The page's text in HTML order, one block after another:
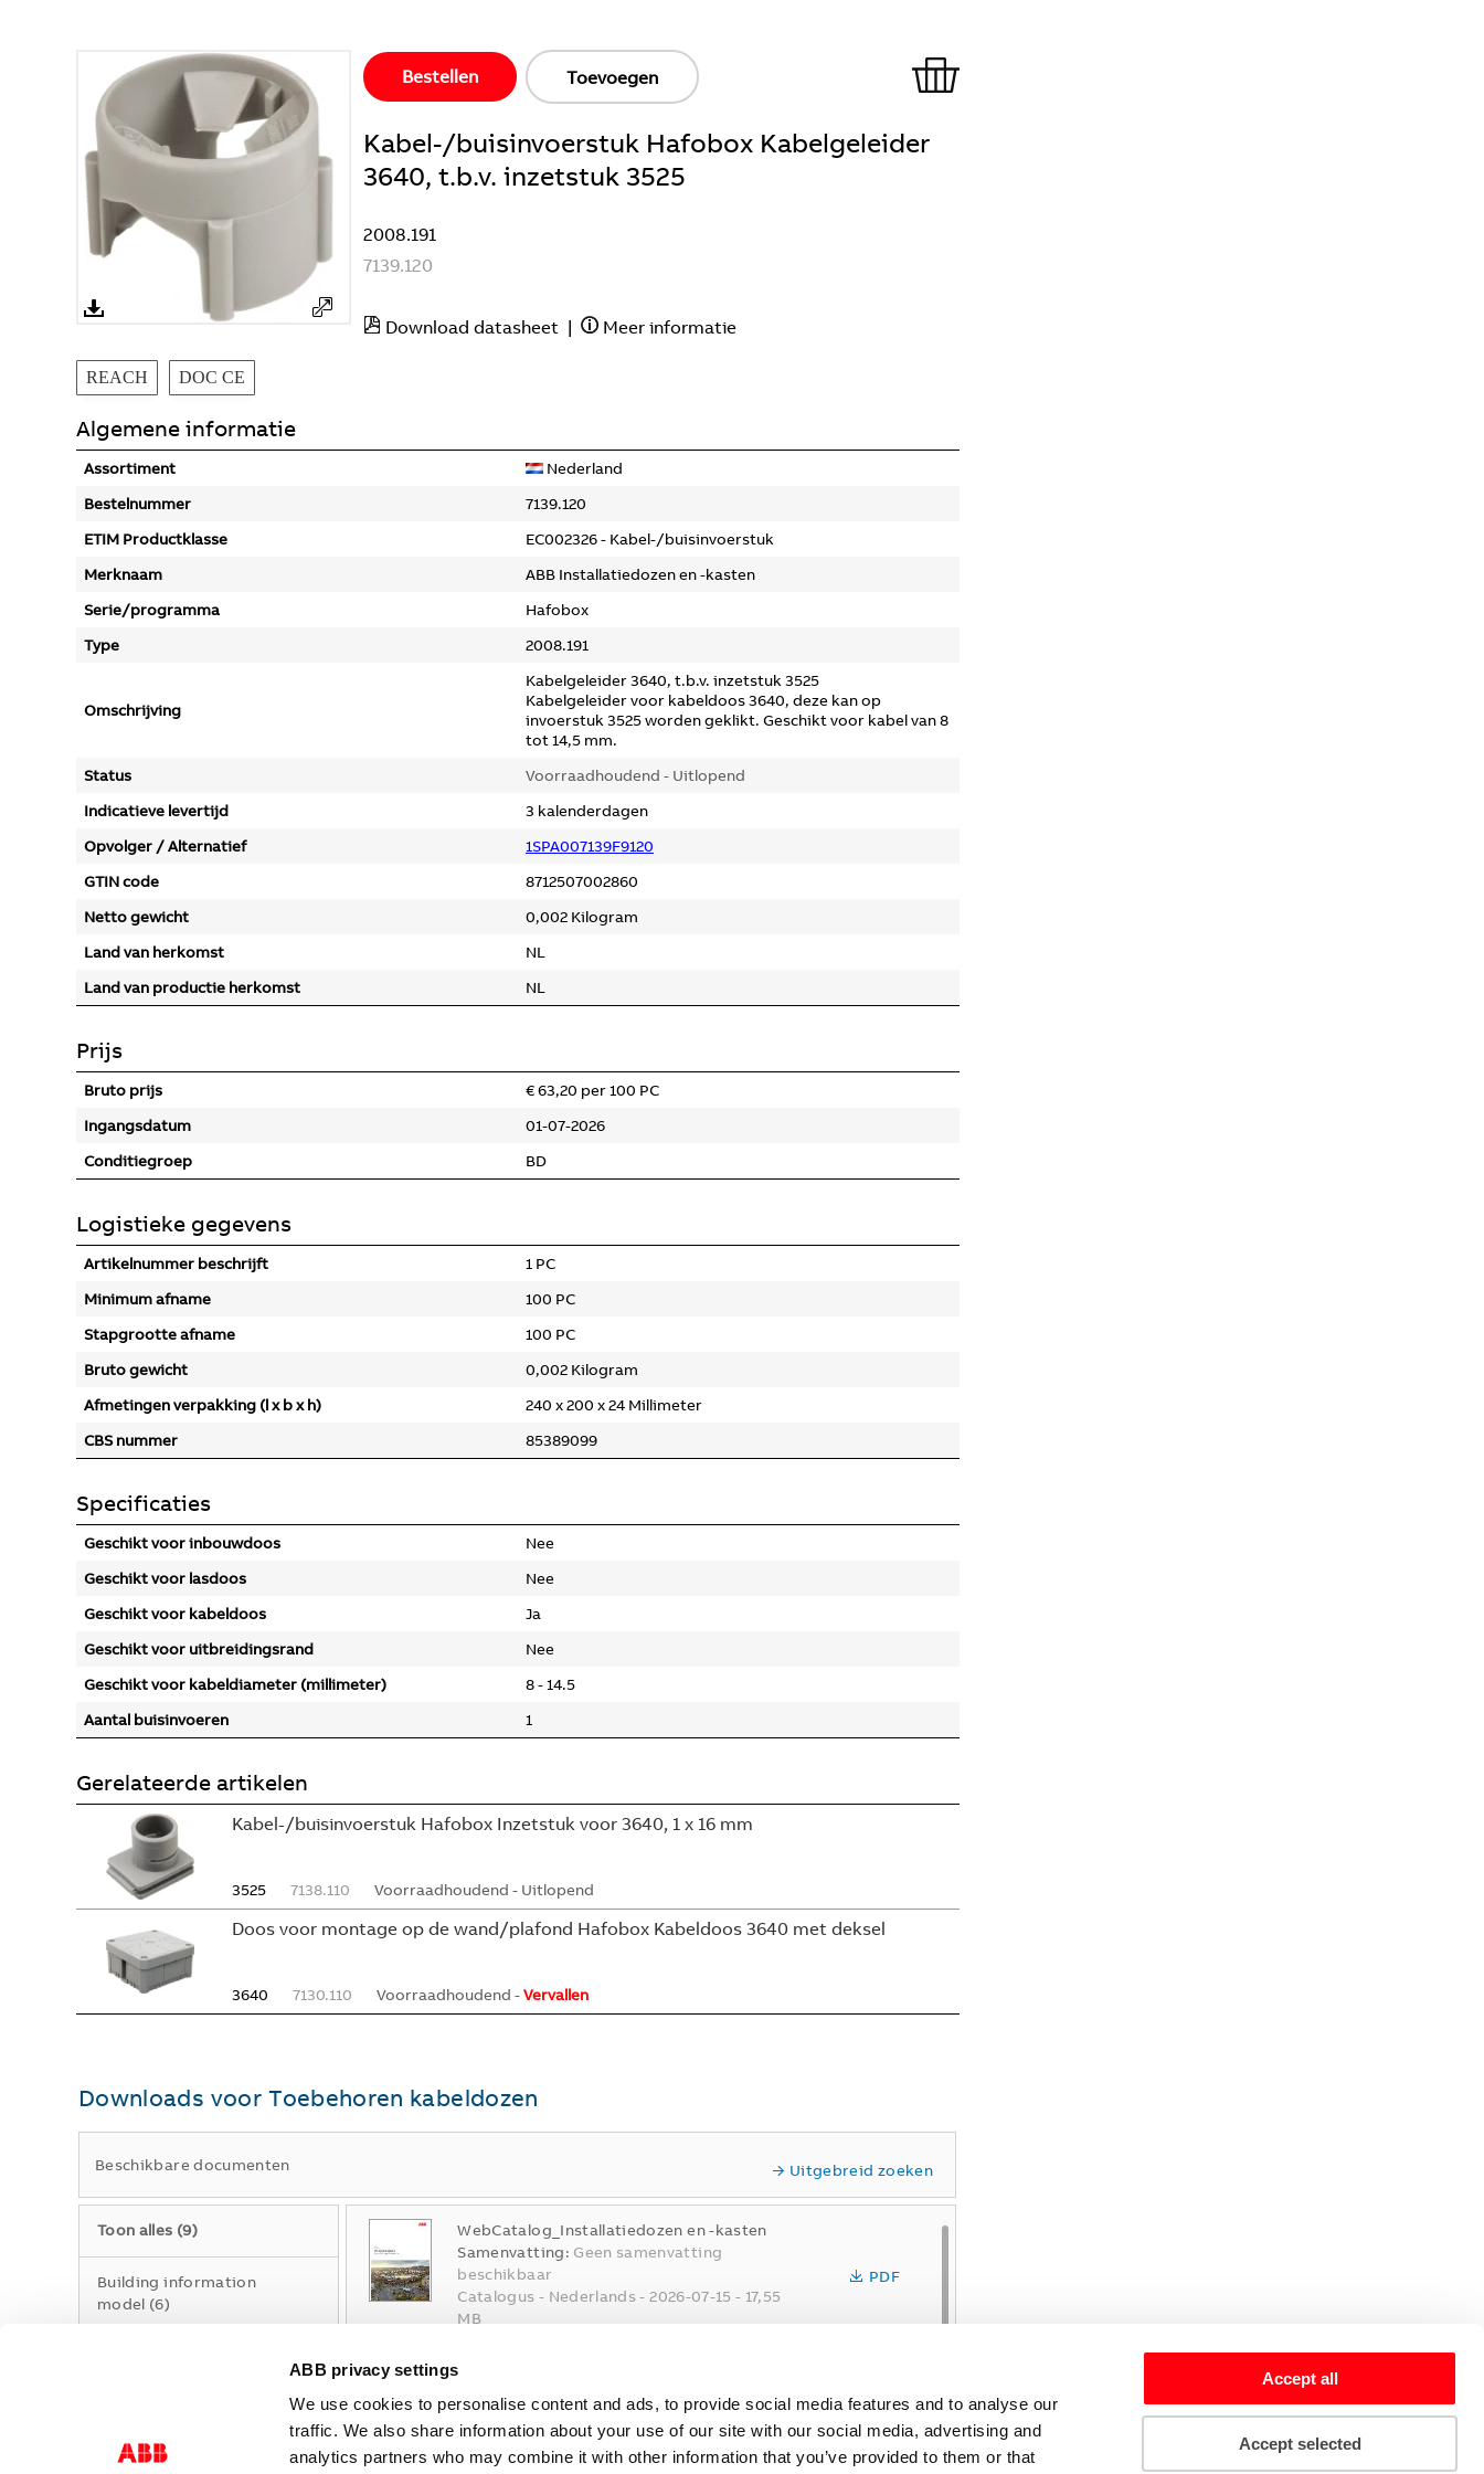
ABB privacy settings
We use cookies to personalise content and ads, to provide social media features and to analyse our
traffic. We also share information about your use of our site with our social media, advertising and
analytics partners who may combine it with other information that you’ve provided to them or that
Accept all
Accept selected
Bestellen Toevoegen
Kabel-/buisinvoerstuk Hafobox Kabelgeleider
3640, t.b.v. inzetstuk 3525
2008.191
7139.120
Download datasheet | Meer informatie
REACH DOC CE
Algemene informatie
Assortiment
Nederland
Bestelnummer
7139.120
ETIM Productklasse
EC002326 - Kabel-/buisinvoerstuk
Merknaam
ABB Installatiedozen en -kasten
Serie/programma
Hafobox
Type
2008.191
Omschrijving
Kabelgeleider 3640, t.b.v. inzetstuk 3525
Kabelgeleider voor kabeldoos 3640, deze kan op
invoerstuk 3525 worden geklikt. Geschikt voor kabel van 8
tot 14,5 mm.
Status
Voorraadhoudend - Uitlopend
Indicatieve levertijd
3 kalenderdagen
Opvolger / Alternatief
1SPA007139F9120
GTIN code
8712507002860
Netto gewicht
0,002 Kilogram
Land van herkomst
NL
Land van productie herkomst
NL
Prijs
Bruto prijs
€ 63,20 per 100 PC
Ingangsdatum
01-07-2026
Conditiegroep
BD
Logistieke gegevens
Artikelnummer beschrijft
1 PC
Minimum afname
100 PC
Stapgrootte afname
100 PC
Bruto gewicht
0,002 Kilogram
Afmetingen verpakking (l x b x h)
240 x 200 x 24 Millimeter
CBS nummer
85389099
Specificaties
Geschikt voor inbouwdoos
Nee
Geschikt voor lasdoos
Nee
Geschikt voor kabeldoos
Ja
Geschikt voor uitbreidingsrand
Nee
Geschikt voor kabeldiameter (millimeter)
8 - 14.5
Aantal buisinvoeren
1
Gerelateerde artikelen
Kabel-/buisinvoerstuk Hafobox Inzetstuk voor 3640, 1 x 16 mm
3525 7138.110 Voorraadhoudend - Uitlopend
Doos voor montage op de wand/plafond Hafobox Kabeldoos 3640 met deksel
3640 7130.110 Voorraadhoudend -Vervallen
Downloads voor Toebehoren kabeldozen
Beschikbare documenten Uitgebreid zoeken
Toon alles (9)
Building information
model (6)
WebCatalog_Installatiedozen en -kasten
Samenvatting: Geen samenvatting
beschikbaar
Catalogus - Nederlands-2026-07-15 - 17,55
MB
PDF
ZIP
ABB-BIM-Kabeldozen-Hafobox-3640/1 MB S-
Samenvatting:Zip file with RFA, DWG and IFC
file format
Building information model -Engels,
ZIP